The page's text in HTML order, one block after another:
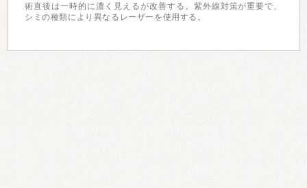
術直後は一時的に濃く見えるが改善する。紫外線対策が重要で、
シミの種類により異なるレーザーを使用する。